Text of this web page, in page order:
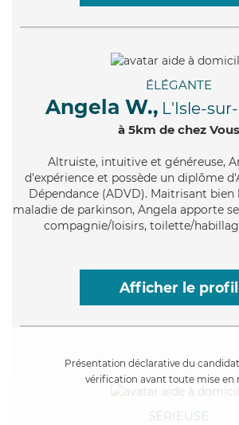
ÉLÉGANTE
Angela W., L'Isle-
à 5km de chez Vous
Altruiste, intuitive et généreuse,
d'expérience et possède un diplôme
Dépendance (ADVD). Maitrisant bien
maladie de parkinson, Angela apporte
compagnie/loisirs, toilette/
Afficher le profil
Présentation déclarative du
vérification avant toute mise en
SÉRIEUSE